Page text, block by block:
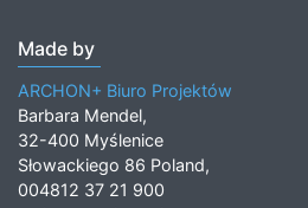
ARCHON+ Biuro Projektów
Barbara Mendel,
32-400 Myślenice
Słowackiego 86 Poland,
004812 37 21 900
archon@archon.pl